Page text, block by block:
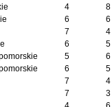
4
8
6
6
7
4
6
5
5
6
6
5
7
4
7
3